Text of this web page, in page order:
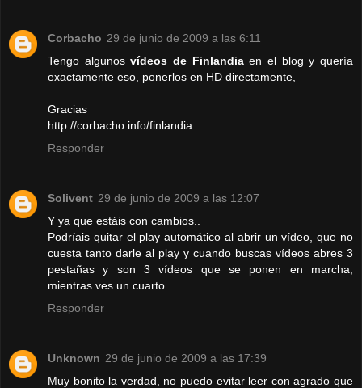
Corbacho 29 de junio de 2009 a las 6:11
Tengo algunosvídeos de Finlandiaen el blog y quería
exactamente eso, ponerlos en HD directamente,
Gracias
http://corbacho.info/finlandia
Responder
Solivent 29 de junio de 2009 a las 12:07
Y ya que estáis con cambios..
Podríais quitar el play automático al abrir un vídeo, que no
cuesta tanto darle al play y cuando buscas vídeos abres 3
pestañas y son 3 vídeos que se ponen en marcha,
mientras ves un cuarto.
Responder
Unknown 29 de junio de 2009 a las 17:39
Muy bonito la verdad, no puedo evitar leer con agrado que